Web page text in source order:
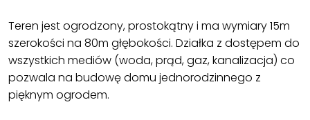
Teren jest ogrodzony, prostokątny i ma wymiary 15m
szerokości na 80m głębokości. Działka z dostępem do
wszystkich mediów (woda, prąd, gaz, kanalizacja) co
pozwala na budowę domu jednorodzinnego z
pięknym ogrodem.